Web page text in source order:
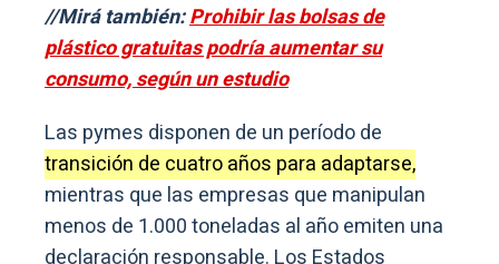
//Mirá también:Prohibir las bolsas de
plástico gratuitas podría aumentar su
consumo, según un estudio
Las pymes disponen de un período de
transición de cuatro años para adaptarse,
mientras que las empresas que manipulan
menos de 1.000 toneladas al año emiten una
declaración responsable. Los Estados